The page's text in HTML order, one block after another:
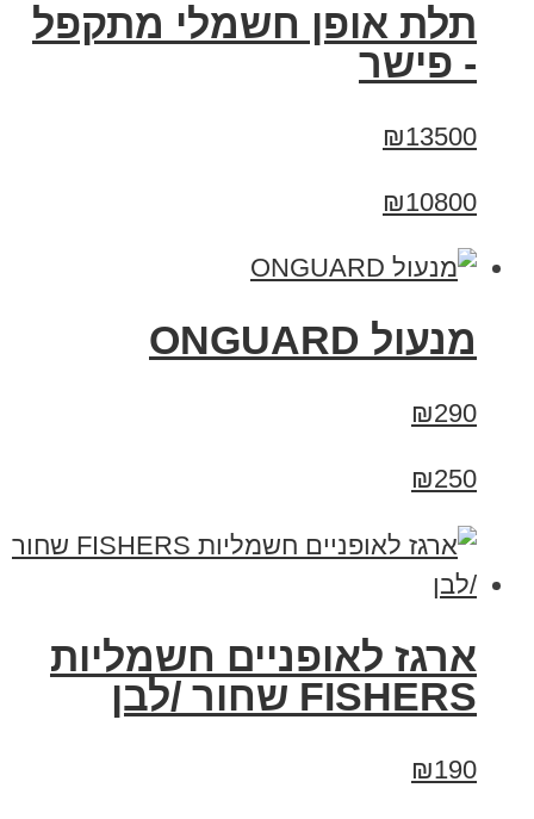
תלת אופן חשמלי מתקפל
- פישר
₪13500
₪10800
מנעול ONGUARD
₪290
₪250
ארגז לאופניים חשמליות
FISHERS שחור /לבן
₪190